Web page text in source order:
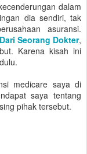
dalam
dia sendiri, tak
asuransi.
Seorang Dokter,
Karena kisah ini
medicare saya di
saya tentang
pihak tersebut.